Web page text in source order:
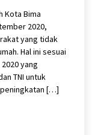
Kota Bima
2020,
yang tidak
Hal ini sesuai
yang
TNI untuk
[…]